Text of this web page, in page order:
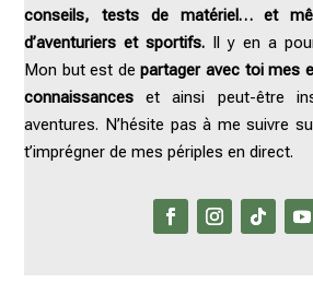
conseils, tests de matériel… et
d’aventuriers et sportifs. Il y en a
Mon but est departager avec toi mes
connaissances et ainsi peut-être
aventures. N’hésite pas à me suivre
t’imprégner de mes périples en direct.